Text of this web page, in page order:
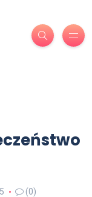
(0)